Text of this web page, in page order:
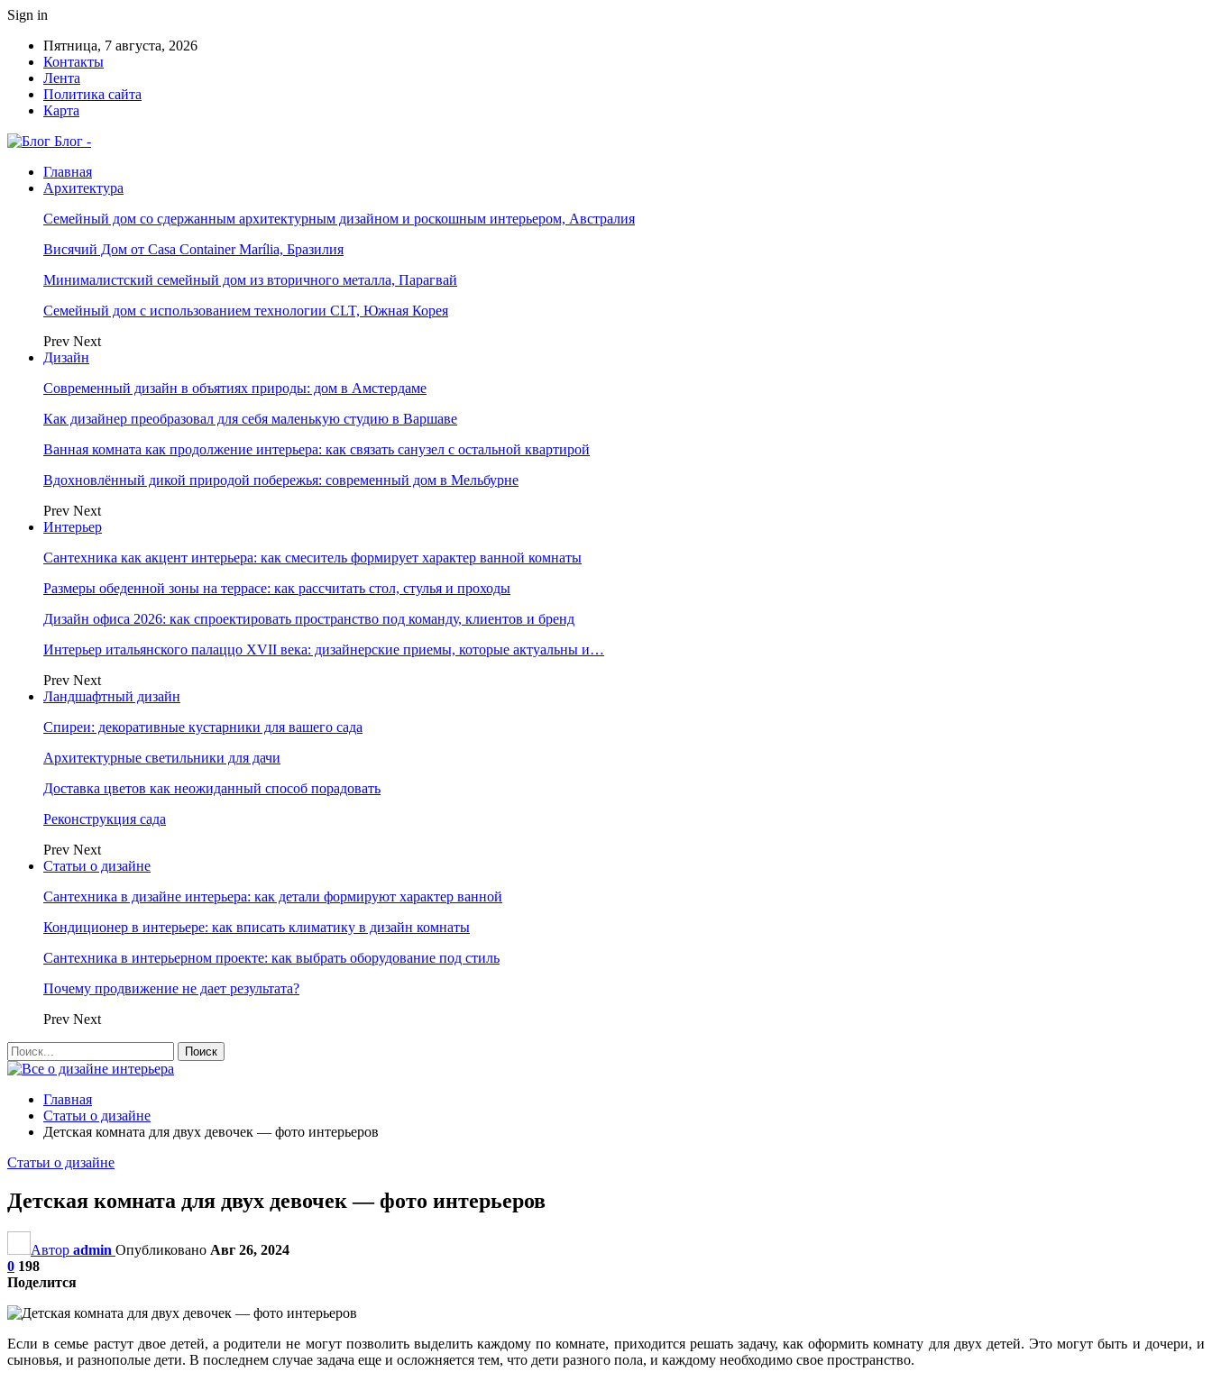
Sign in
Пятница, 7 августа, 2026
Контакты
Лента
Политика сайта
Карта
Блог -
Главная
Архитектура
Семейный дом со сдержанным архитектурным дизайном и роскошным интерьером, Австралия
Висячий Дом от Casa Container Marília, Бразилия
Минималистский семейный дом из вторичного металла, Парагвай
Семейный дом с использованием технологии CLT, Южная Корея
Prev Next
Дизайн
Современный дизайн в объятиях природы: дом в Амстердаме
Как дизайнер преобразовал для себя маленькую студию в Варшаве
Ванная комната как продолжение интерьера: как связать санузел с остальной квартирой
Вдохновлённый дикой природой побережья: современный дом в Мельбурне
Prev Next
Интерьер
Сантехника как акцент интерьера: как смеситель формирует характер ванной комнаты
Размеры обеденной зоны на террасе: как рассчитать стол, стулья и проходы
Дизайн офиса 2026: как спроектировать пространство под команду, клиентов и бренд
Интерьер итальянского палаццо XVII века: дизайнерские приемы, которые актуальны и…
Prev Next
Ландшафтный дизайн
Спиреи: декоративные кустарники для вашего сада
Архитектурные светильники для дачи
Доставка цветов как неожиданный способ порадовать
Реконструкция сада
Prev Next
Статьи о дизайне
Сантехника в дизайне интерьера: как детали формируют характер ванной
Кондиционер в интерьере: как вписать климатику в дизайн комнаты
Сантехника в интерьерном проекте: как выбрать оборудование под стиль
Почему продвижение не дает результата?
Prev Next
Главная
Статьи о дизайне
Детская комната для двух девочек — фото интерьеров
Статьи о дизайне
Детская комната для двух девочек — фото интерьеров
Автор admin Опубликовано Авг 26, 2024
0 198
Поделится
Если в семье растут двое детей, а родители не могут позволить выделить каждому по комнате, приходится решать задачу, как оформить комнату для двух детей. Это могут быть и дочери, и
сыновья, и разнополые дети. В последнем случае задача еще и осложняется тем, что дети разного пола, и каждому необходимо свое пространство.